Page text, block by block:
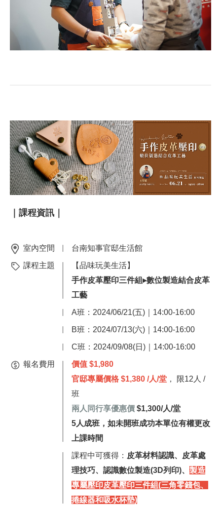
｜課程資訊｜
室內空間 台南知事官邸生活館
課程主題
【品味玩美生活】
手作皮革壓印三件組▸數位製造結合皮革
工藝
A班：2024/06/21(五)｜14:00-16:00
B班：2024/07/13(六)｜14:00-16:00
C班：2024/09/08(日)｜14:00-16:00
報名費用
價值 $1,980
官邸專屬價格 $1,380 /人/堂 ， 限12人 /
班
兩人同行享優惠價 $1,300/人/堂
5人成班，如未開班成功本單位有權更改
上課時間
課程中可獲得： 皮革材料認識、皮革處
理技巧、認識數位製造(3D列印)、 製造
專屬壓印皮革壓印三件組(三角零錢包、
捲線器和吸水杯墊)